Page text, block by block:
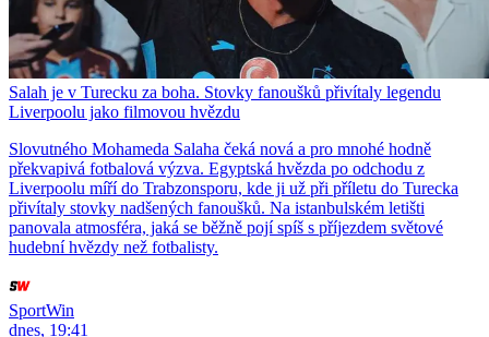
Salah je v Turecku za boha. Stovky fanoušků přivítaly legendu
Liverpoolu jako filmovou hvězdu
Slovutného Mohameda Salaha čeká nová a pro mnohé hodně
překvapivá fotbalová výzva. Egyptská hvězda po odchodu z
Liverpoolu míří do Trabzonsporu, kde ji už při příletu do Turecka
přivítaly stovky nadšených fanoušků. Na istanbulském letišti
panovala atmosféra, jaká se běžně pojí spíš s příjezdem světové
hudební hvězdy než fotbalisty.
SportWin
dnes, 19:41